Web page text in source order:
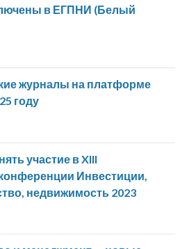
в ЕГПНИ (Белый
журналы на платформе
году
участие в XIII
Инвестиции,
недвижимость 2023